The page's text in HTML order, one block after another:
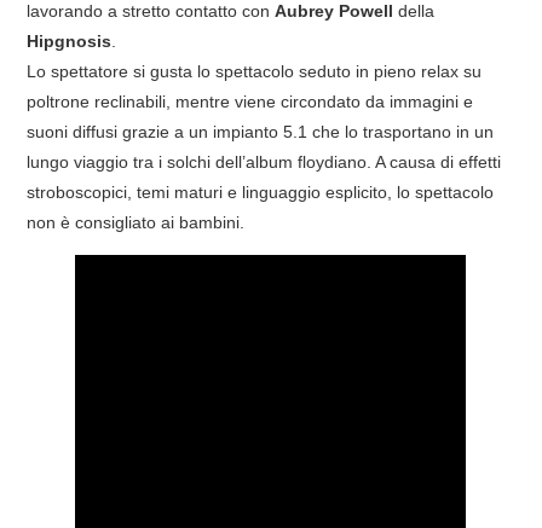
lavorando a stretto contatto conAubrey Powell della
Hipgnosis
Lo spettatore si gusta lo spettacolo seduto in pieno relax su
poltrone reclinabili, mentre viene circondato da immagini e
suoni diffusi grazie a un impianto 5.1 che lo trasportano in un
lungo viaggio tra i solchi dell’album floydiano. A causa di effetti
stroboscopici, temi maturi e linguaggio esplicito, lo spettacolo
non è consigliato ai bambini.